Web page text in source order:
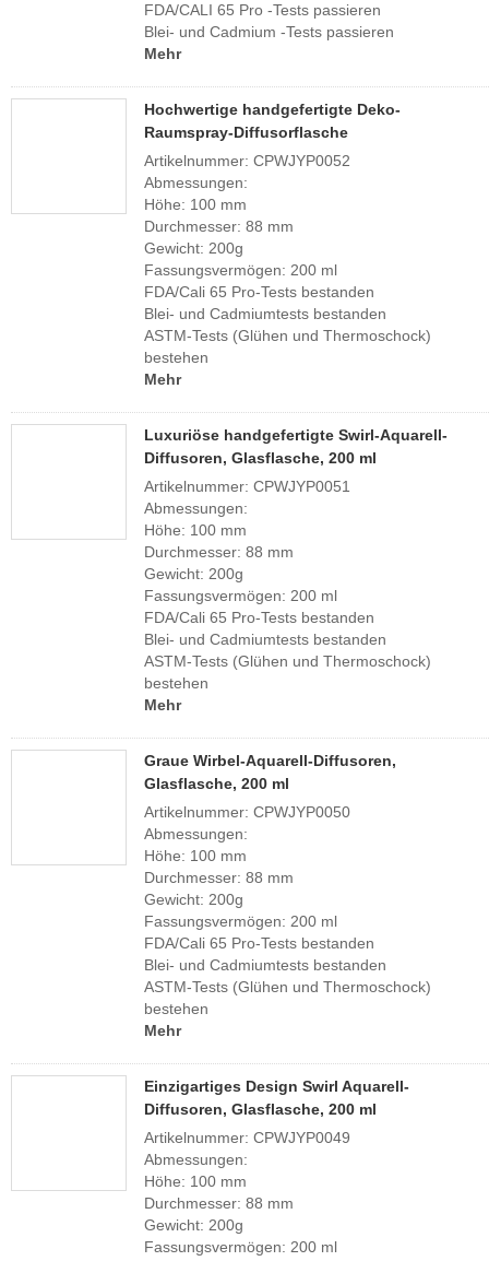
FDA/CALI 65 Pro -Tests passieren
Blei- und Cadmium -Tests passieren
Mehr
Hochwertige handgefertigte Deko-
Raumspray-Diffusorflasche
Artikelnummer: CPWJYP0052
Abmessungen:
Höhe: 100 mm
Durchmesser: 88 mm
Gewicht: 200g
Fassungsvermögen: 200 ml
FDA/Cali 65 Pro-Tests bestanden
Blei- und Cadmiumtests bestanden
ASTM-Tests (Glühen und Thermoschock)
bestehen
Mehr
Luxuriöse handgefertigte Swirl-Aquarell-
Diffusoren, Glasflasche, 200 ml
Artikelnummer: CPWJYP0051
Abmessungen:
Höhe: 100 mm
Durchmesser: 88 mm
Gewicht: 200g
Fassungsvermögen: 200 ml
FDA/Cali 65 Pro-Tests bestanden
Blei- und Cadmiumtests bestanden
ASTM-Tests (Glühen und Thermoschock)
bestehen
Mehr
Graue Wirbel-Aquarell-Diffusoren,
Glasflasche, 200 ml
Artikelnummer: CPWJYP0050
Abmessungen:
Höhe: 100 mm
Durchmesser: 88 mm
Gewicht: 200g
Fassungsvermögen: 200 ml
FDA/Cali 65 Pro-Tests bestanden
Blei- und Cadmiumtests bestanden
ASTM-Tests (Glühen und Thermoschock)
bestehen
Mehr
Einzigartiges Design Swirl Aquarell-
Diffusoren, Glasflasche, 200 ml
Artikelnummer: CPWJYP0049
Abmessungen:
Höhe: 100 mm
Durchmesser: 88 mm
Gewicht: 200g
Fassungsvermögen: 200 ml